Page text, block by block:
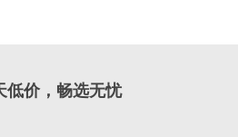
低价，畅选无忧